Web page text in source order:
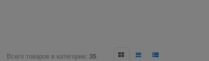
Всего товаров в категории: 35